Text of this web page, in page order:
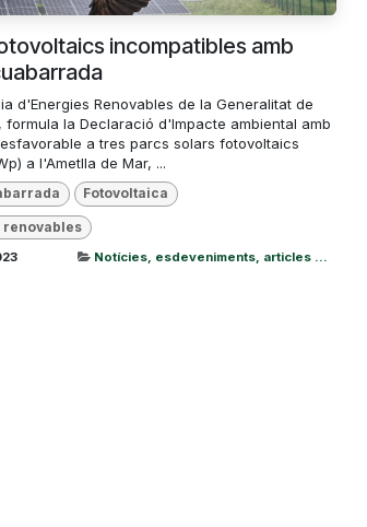
incompatibles amb
d'Energies Renovables de la Generalitat de
formula la Declaració d'Impacte ambiental amb
a tres parcs solars fotovoltaics
a l'Ametlla de Mar, ...
Fotovoltaica
renovables
Notícies, esdeveniments, articles ...